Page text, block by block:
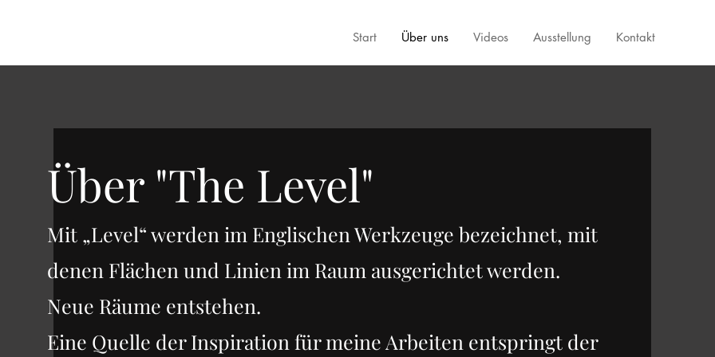
Start Über uns Videos Ausstellung Kontakt
Über "The Level"
Mit „Level“ werden im Englischen Werkzeuge bezeichnet, mit
denen Flächen und Linien im Raum ausgerichtet werden.
Neue Räume entstehen.
Eine Quelle der Inspiration für meine Arbeiten entspringt der